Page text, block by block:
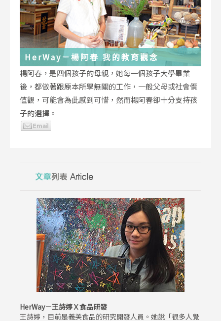
HerWay－楊阿春 我的教育觀念
楊阿春，是四個孩子的母親，她每一個孩子大學畢業
後，都做著跟原本所學無關的工作，一般父母或社會價
值觀，可能會為此感到可惜，然而楊阿春卻十分支持孩
子的選擇。
HerWay－王詩婷Ｘ食品研發
王詩婷，目前是義美食品的研究開發人員。她說「很多人覺